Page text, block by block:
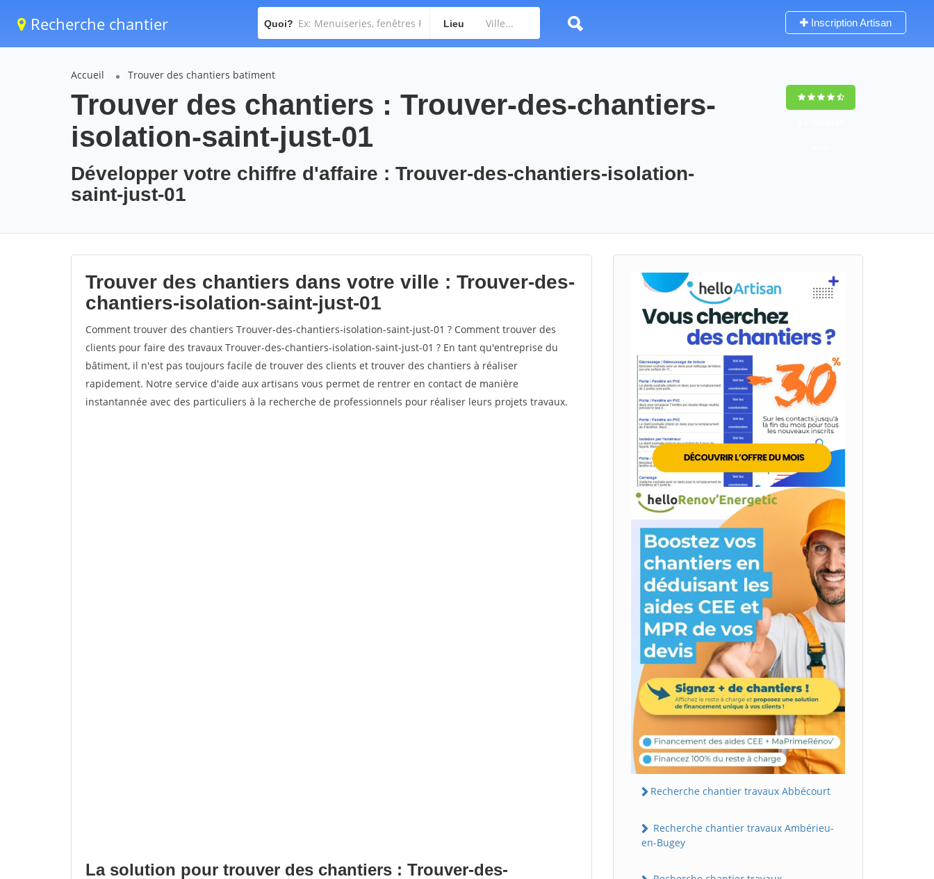
Recherche chantier Quoi? Lieu Inscription Artisan
Accueil Trouver des chantiers batiment
Trouver des chantiers : Trouver-des-chantiers-
isolation-saint-just-01
Développer votre chiffre d'affaire : Trouver-des-chantiers-isolation-
saint-just-01
Trouver des chantiers dans votre ville : Trouver-des-
chantiers-isolation-saint-just-01
Comment trouver des chantiers Trouver-des-chantiers-isolation-saint-just-01 ? Comment trouver des
clients pour faire des travaux Trouver-des-chantiers-isolation-saint-just-01 ? En tant qu'entreprise du
bâtiment, il n'est pas toujours facile de trouver des clients et trouver des chantiers à réaliser
rapidement. Notre service d'aide aux artisans vous permet de rentrer en contact de manière
instantannée avec des particuliers à la recherche de professionnels pour réaliser leurs projets travaux.
La solution pour trouver des chantiers : Trouver-des-
Recherche chantier travaux Abbécourt
Recherche chantier travaux Ambérieu-
en-Bugey